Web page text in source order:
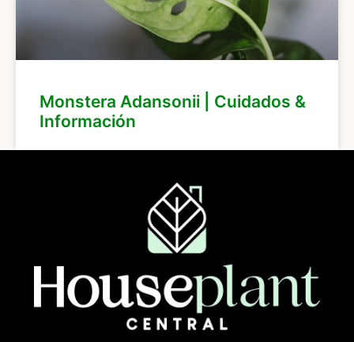
Monstera Adansonii | Cuidados &
Información